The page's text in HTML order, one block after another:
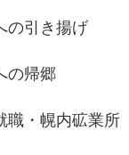
の引き揚げ
の帰郷
職・幌内砿業所